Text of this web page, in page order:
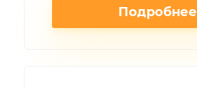
Подробнее